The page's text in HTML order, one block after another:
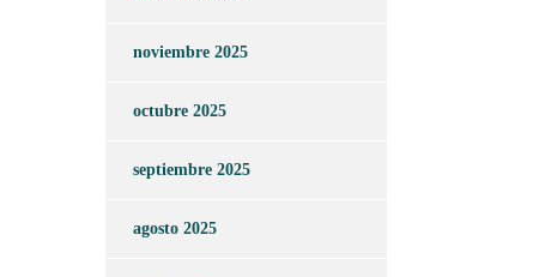
noviembre 2025
octubre 2025
septiembre 2025
agosto 2025